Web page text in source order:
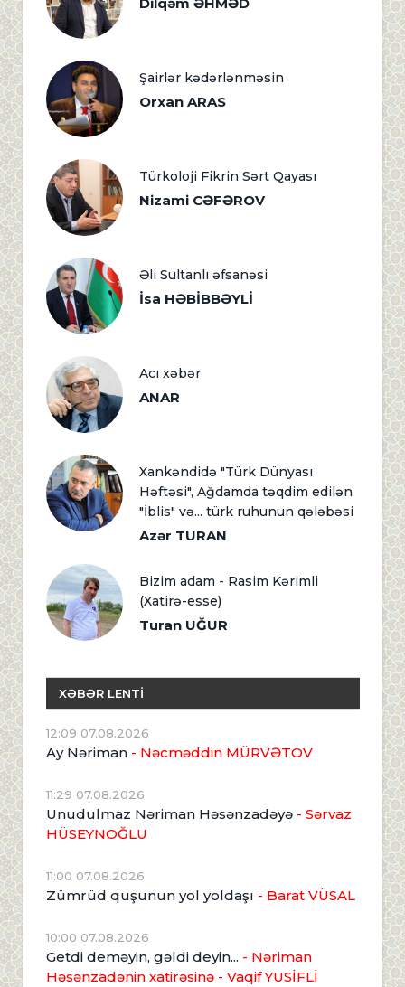
Dilqəm ƏHMƏD
Şairlər kədərlənməsin
Orxan ARAS
Türkoloji Fikrin Sərt Qayası
Nizami CƏFƏROV
Əli Sultanlı əfsanəsi
İsa HƏBİBBƏYLİ
Acı xəbər
ANAR
Xankəndidə "Türk Dünyası
Həftəsi", Ağdamda təqdim edilən
"İblis" və... türk ruhunun qələbəsi
Azər TURAN
Bizim adam - Rasim Kərimli
(Xatirə-esse)
Turan UĞUR
XƏBƏR LENTİ
12:09 07.08.2026
Ay Nəriman - Nəcməddin MÜRVƏTOV
11:29 07.08.2026
Unudulmaz Nəriman Həsənzadəyə - Sərvaz
HÜSEYNOĞLU
11:00 07.08.2026
Zümrüd quşunun yol yoldaşı - Barat VÜSAL
10:00 07.08.2026
Getdi deməyin, gəldi deyin... - Nəriman
Həsənzadənin xatirəsinə - Vaqif YUSİFLİ